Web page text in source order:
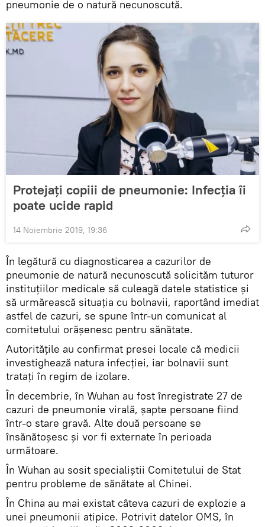
pneumonie de o natură necunoscută.
Protejați copiii de pneumonie: Infecția îi
poate ucide rapid
14 Noiembrie 2019, 19:36
În legătură cu diagnosticarea a cazurilor de
pneumonie de natură necunoscută solicităm tuturor
instituțiilor medicale să culeagă datele statistice și
să urmărească situația cu bolnavii, raportând imediat
astfel de cazuri, se spune într-un comunicat al
comitetului orășenesc pentru sănătate.
Autoritățile au confirmat presei locale că medicii
investighează natura infecției, iar bolnavii sunt
tratați în regim de izolare.
În decembrie, în Wuhan au fost înregistrate 27 de
cazuri de pneumonie virală, șapte persoane fiind
într-o stare gravă. Alte două persoane se
însănătoșesc și vor fi externate în perioada
următoare.
În Wuhan au sosit specialiștii Comitetului de Stat
pentru probleme de sănătate al Chinei.
În China au mai existat câteva cazuri de explozie a
unei pneumonii atipice. Potrivit datelor OMS, în